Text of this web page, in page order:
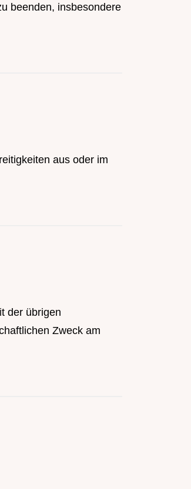
beenden, insbesondere
aus oder im
der übrigen
Zweck am